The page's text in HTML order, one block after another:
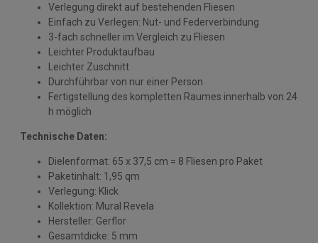
Verlegung direkt auf bestehenden Fliesen
Einfach zu Verlegen: Nut- und Federverbindung
3-fach schneller im Vergleich zu Fliesen
Leichter Produktaufbau
Leichter Zuschnitt
Durchführbar von nur einer Person
Fertigstellung des kompletten Raumes innerhalb von 24
h möglich
Technische Daten:
Dielenformat: 65 x 37,5 cm = 8 Fliesen pro Paket
Paketinhalt: 1,95 qm
Verlegung: Klick
Kollektion: Mural Revela
Hersteller: Gerflor
Gesamtdicke: 5 mm